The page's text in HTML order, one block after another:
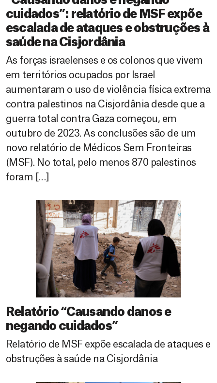
cuidados”: relatório de MSF expõe
escalada de ataques e obstruções à
saúde na Cisjordânia
As forças israelenses e os colonos que vivem
em territórios ocupados por Israel
aumentaram o uso de violência física extrema
contra palestinos na Cisjordânia desde que a
guerra total contra Gaza começou, em
outubro de 2023. As conclusões são de um
novo relatório de Médicos Sem Fronteiras
(MSF). No total, pelo menos 870 palestinos
foram […]
Relatório “Causando danos e
negando cuidados”
Relatório de MSF expõe escalada de ataques e
obstruções à saúde na Cisjordânia